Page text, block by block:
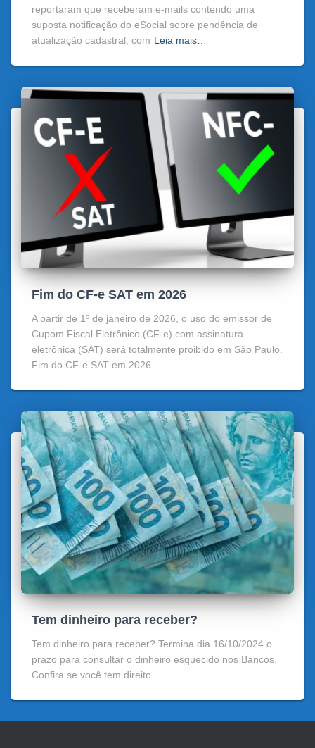
reportaram que receberam e-mails contendo uma
suposta notificação do eSocial sobre pendência de
atualização cadastral, com Leia mais…
Fim do CF-e SAT em 2026
A partir de 1º de janeiro de 2026, o uso do emissor de
Cupom Fiscal Eletrônico (CF-e) com assinatura
eletrônica (SAT) será totalmente proibido em São Paulo.
Fim do CF-e SAT em 2026.
Tem dinheiro para receber?
Tem dinheiro para receber? Termina dia 16/10/2024 o
prazo para consultar o dinheiro esquecido nos Bancos.
Confira se você tem direito.